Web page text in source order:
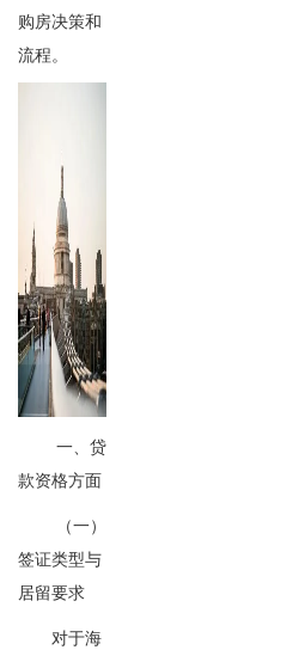
购房决策和
流程。
一、贷
款资格方面
（一）
签证类型与
居留要求
对于海